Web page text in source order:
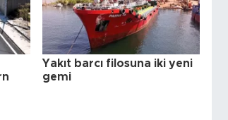
Yakıt barcı filosuna iki yeni
gemi